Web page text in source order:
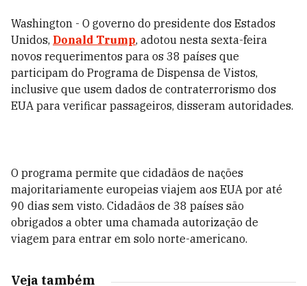
Washington - O governo do presidente dos Estados
Unidos, Donald Trump, adotou nesta sexta-feira
novos requerimentos para os 38 países que
participam do Programa de Dispensa de Vistos,
inclusive que usem dados de contraterrorismo dos
EUA para verificar passageiros, disseram autoridades.
O programa permite que cidadãos de nações
majoritariamente europeias viajem aos EUA por até
90 dias sem visto. Cidadãos de 38 países são
obrigados a obter uma chamada autorização de
viagem para entrar em solo norte-americano.
Veja também